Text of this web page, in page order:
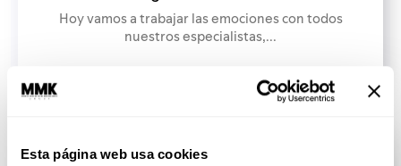
Esta página web usa cookies
Hoy vamos a trabajar las emociones con todos
nuestros especialistas,...